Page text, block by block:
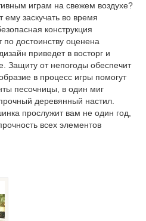
играм на свежем воздухе?
заскучать во время
конструкция
достоинству оценена
приведет в восторг и
Защиту от непогоды обеспечит
в процесс игры помогут
песочницы, в один миг
деревянный настил.
прослужит вам не один год,
всех элементов